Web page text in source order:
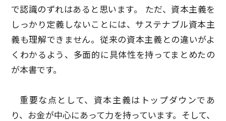
で認識のずれはあると思います。 ただ、資本主義を
しっかり定義しないことには、サステナブル資本主
義も理解できません。従来の資本主義との違いがよ
くわかるよう、多面的に具体性を持ってまとめたの
が本書です。
重要な点として、資本主義はトップダウンであ
り、お金が中心にあって力を持っています。そして、